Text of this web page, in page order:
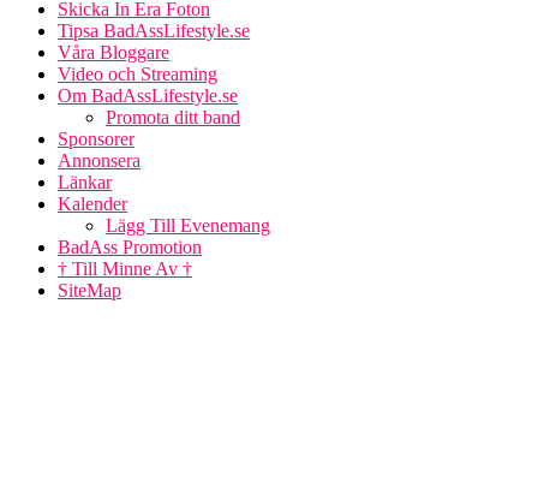
Skicka In Era Foton
Tipsa BadAssLifestyle.se
Våra Bloggare
Video och Streaming
Om BadAssLifestyle.se
Promota ditt band
Sponsorer
Annonsera
Länkar
Kalender
Lägg Till Evenemang
BadAss Promotion
† Till Minne Av †
SiteMap